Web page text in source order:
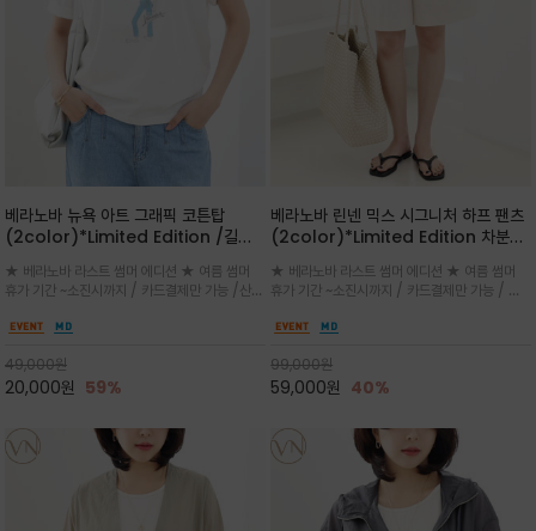
베라노바 뉴욕 아트 그래픽 코튼탑
(2color)*Limited Edition /길어
세요 ^^
★ 베라노바 라스트 썸머 에디션 ★ 여름 썸머
휴가 기간 ~소진시까지 / 카드결제만 가능 /산뜻
레터링과 감각적인 일러스트 프린트가 어우러져
49,000원
20,000원 59%
베라노바 린넨 믹스 시그니처 하프 팬츠
(2color)*Limited Edition 차분한
진 여름의 끝자락까지 멋스럽게 연출하
세요 ^^
★ 베라노바 라스트 썸머 에디션 ★ 여름 썸머
휴가 기간 ~소진시까지 / 카드결제만 가능 / 앞
게 체형을 커버해 우아한 비율을 완성
99,000원
59,000원 40%